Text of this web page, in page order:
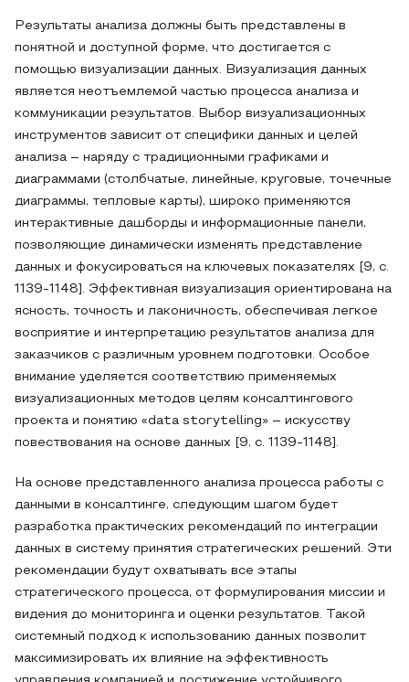
Результаты анализа должны быть представлены в
понятной и доступной форме, что достигается с
помощью визуализации данных. Визуализация данных
является неотъемлемой частью процесса анализа и
коммуникации результатов. Выбор визуализационных
инструментов зависит от специфики данных и целей
анализа – наряду с традиционными графиками и
диаграммами (столбчатые, линейные, круговые, точечные
диаграммы, тепловые карты), широко применяются
интерактивные дашборды и информационные панели,
позволяющие динамически изменять представление
данных и фокусироваться на ключевых показателях [9, с.
1139-1148]. Эффективная визуализация ориентирована на
ясность, точность и лаконичность, обеспечивая легкое
восприятие и интерпретацию результатов анализа для
заказчиков с различным уровнем подготовки. Особое
внимание уделяется соответствию применяемых
визуализационных методов целям консалтингового
проекта и понятию «data storytelling» – искусству
повествования на основе данных [9, с. 1139-1148].
На основе представленного анализа процесса работы с
данными в консалтинге, следующим шагом будет
разработка практических рекомендаций по интеграции
данных в систему принятия стратегических решений. Эти
рекомендации будут охватывать все этапы
стратегического процесса, от формулирования миссии и
видения до мониторинга и оценки результатов. Такой
системный подход к использованию данных позволит
максимизировать их влияние на эффективность